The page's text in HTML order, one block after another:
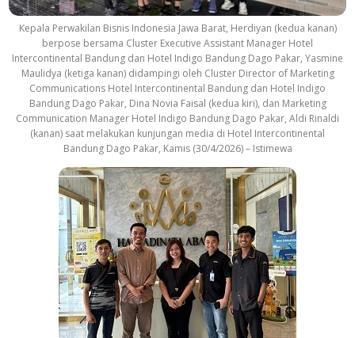
Kepala Perwakilan Bisnis Indonesia Jawa Barat, Herdiyan (kedua kanan)
berpose bersama Cluster Executive Assistant Manager Hotel
Intercontinental Bandung dan Hotel Indigo Bandung Dago Pakar, Yasmine
Maulidya (ketiga kanan) didampingi oleh Cluster Director of Marketing
Communications Hotel Intercontinental Bandung dan Hotel Indigo
Bandung Dago Pakar, Dina Novia Faisal (kedua kiri), dan Marketing
Communication Manager Hotel Indigo Bandung Dago Pakar, Aldi Rinaldi
(kanan) saat melakukan kunjungan media di Hotel Intercontinental
Bandung Dago Pakar, Kamis (30/4/2026) – Istimewa